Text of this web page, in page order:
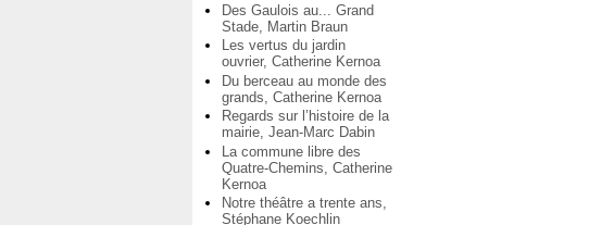
Des Gaulois au... Grand
Stade, Martin Braun
Les vertus du jardin
ouvrier, Catherine Kernoa
Du berceau au monde des
grands, Catherine Kernoa
Regards sur l’histoire de la
mairie, Jean-Marc Dabin
La commune libre des
Quatre-Chemins, Catherine
Kernoa
Notre théâtre a trente ans,
Stéphane Koechlin